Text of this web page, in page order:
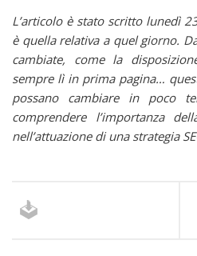
L’articolo è stato scritto lunedì
è quella relativa a quel giorno.
cambiate, come la
sempre lì in prima pagina…
possano cambiare in poco
comprendere l’importanza
nell’attuazione di una strategia